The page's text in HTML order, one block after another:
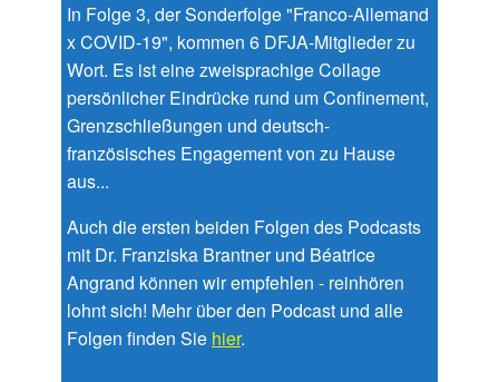
In Folge 3, der Sonderfolge "Franco-Allemand
x COVID-19", kommen 6 DFJA-Mitglieder zu
Wort. Es ist eine zweisprachige Collage
persönlicher Eindrücke rund um Confinement,
Grenzschließungen und deutsch-
französisches Engagement von zu Hause
aus...
Auch die ersten beiden Folgen des Podcasts
mit Dr. Franziska Brantner und Béatrice
Angrand können wir empfehlen - reinhören
lohnt sich! Mehr über den Podcast und alle
Folgen finden Sie hier.